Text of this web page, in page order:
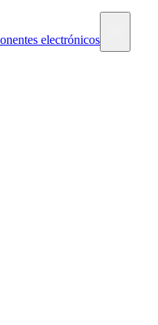
electrónicos